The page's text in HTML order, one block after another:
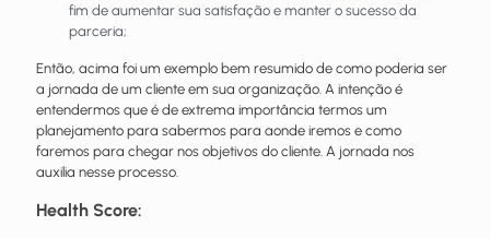
fim de aumentar sua satisfação e manter o sucesso da
parceria;
Então, acima foi um exemplo bem resumido de como poderia ser
a jornada de um cliente em sua organização. A intenção é
entendermos que é de extrema importância termos um
planejamento para sabermos para aonde iremos e como
faremos para chegar nos objetivos do cliente. A jornada nos
auxilia nesse processo.
Health Score: